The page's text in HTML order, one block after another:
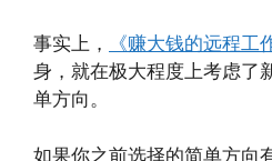
事实上， 《赚大钱的远程工
身，就在极大程度上考虑了
单方向。
如果你之前选择的简单方向